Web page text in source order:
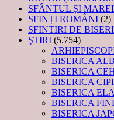
SFÂNTUL ȘI
SFINȚI ROMÂNI (2)
SFINTIRI DE
ŞTIRI (5.754)
BISERICA
BISERICA
BISERICA
BISERICA
BISERICA
BISERICA